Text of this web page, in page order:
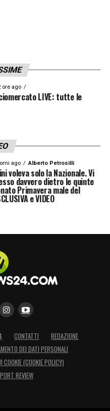
ore ago
LIVE: tutte le
ago Alberto Petrosilli
voleva solo la Nazionale. Vi
davvero dietro le quinte
Primavera male del
e VIDEO
CONTATTI
REDAZIONE
DEI DATI PERSONALI
COOKIE (COOKIE POLICY)
REVIEW